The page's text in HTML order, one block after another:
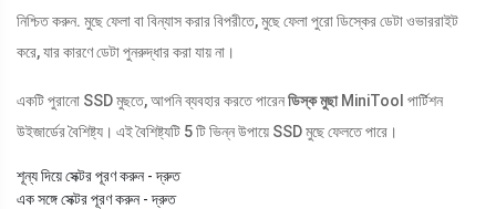
নিশ্চিত করুন. মুছে ফেলা বা বিন্যাস করার বিপরীতে, মুছে ফেলা পুরো ডিস্কের ডেটা ওভাররাইট
করে, যার কারণে ডেটা পুনরুদ্ধার করা যায় না।
একটি পুরানো SSD মুছতে, আপনি ব্যবহার করতে পারেনডিস্ক মুছাMiniTool পার্টিশন
উইজার্ডের বৈশিষ্ট্য। এই বৈশিষ্ট্যটি 5 টি ভিন্ন উপায়ে SSD মুছে ফেলতে পারে।
শূন্য দিয়ে সেক্টর পূরণ করুন - দ্রুত
এক সঙ্গে সেক্টর পূরণ করুন - দ্রুত